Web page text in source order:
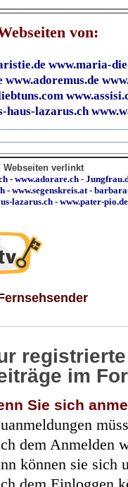
von:
www.maria-
www.adoremus.de
haus-lazarus.ch
verlinkt
- www.adorare.ch -
- www.segenskreis.at-
lazarus.ch - www.pater-pio.de
im
Sie sich
dem Anmelden
können sie sich